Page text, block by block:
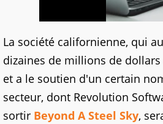
La société californienne, qui
dizaines de millions de
et a le soutien d'un certain
secteur, dont Revolution
sortir Beyond A Steel Sky,